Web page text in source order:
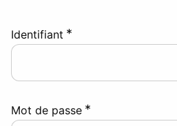
Identifiant *
Mot de passe *